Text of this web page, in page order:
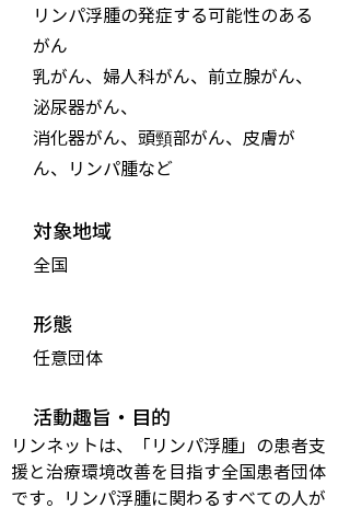
リンパ浮腫の発症する可能性のある
がん
乳がん、婦人科がん、前立腺がん、
泌尿器がん、
消化器がん、頭頸部がん、皮膚が
ん、リンパ腫など
対象地域
全国
形態
任意団体
活動趣旨・目的
リンネットは、「リンパ浮腫」の患者支
援と治療環境改善を目指す全国患者団体
です。リンパ浮腫に関わるすべての人が